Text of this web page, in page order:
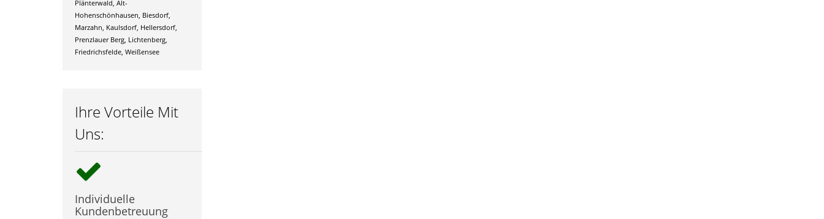
Plänterwald, Alt-
Hohenschönhausen, Biesdorf,
Marzahn, Kaulsdorf, Hellersdorf,
Prenzlauer Berg, Lichtenberg,
Friedrichsfelde, Weißensee
Ihre Vorteile Mit
Uns:
Individuelle
Kundenbetreuung